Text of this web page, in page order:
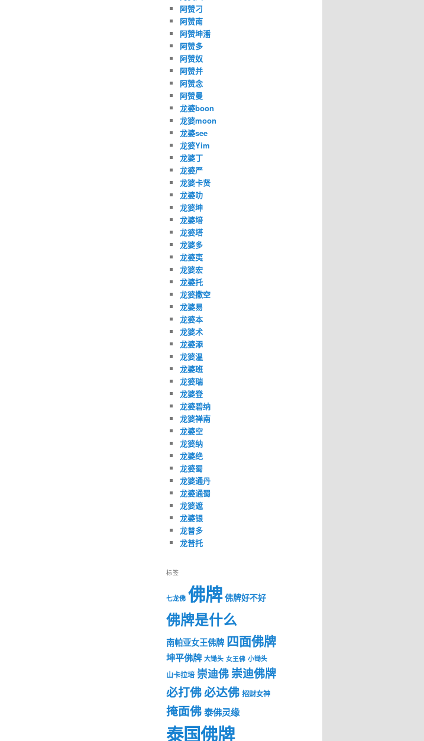
阿赞刁
阿赞南
阿赞坤潘
阿赞多
阿赞奴
阿赞并
阿赞念
阿赞曼
龙婆boon
龙婆moon
龙婆see
龙婆Yim
龙婆丁
龙婆严
龙婆卡贤
龙婆叻
龙婆坤
龙婆培
龙婆塔
龙婆多
龙婆夷
龙婆宏
龙婆托
龙婆撒空
龙婆易
龙婆本
龙婆术
龙婆添
龙婆温
龙婆班
龙婆瑞
龙婆登
龙婆碧纳
龙婆禅南
龙婆空
龙婆纳
龙婆绝
龙婆蜀
龙婆通丹
龙婆通蜀
龙婆遮
龙婆银
龙普多
龙普托
标签
七龙佛 佛牌 佛牌好不好
佛牌是什么
南帕亚女王佛牌 四面佛牌
坤平佛牌 大锄头 女王佛 小锄头
山卡拉培 崇迪佛崇迪佛牌
必打佛必达佛 招财女神
掩面佛泰佛灵缘
泰国佛牌